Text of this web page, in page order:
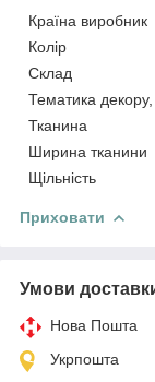
Країна виробник
Колір
Склад
Тематика
Тканина
Ширина тканини
Щільність
Приховати
Умови
Нова Пошта
Укрпошта